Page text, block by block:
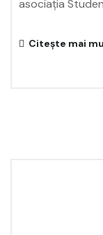
asociația
Citește mai